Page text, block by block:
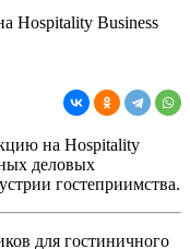
Hospitality Business
на Hospitality
деловых
гостеприимства.
для гостиничного